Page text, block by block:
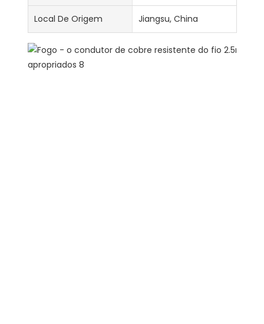
Local De Origem Jiangsu, China